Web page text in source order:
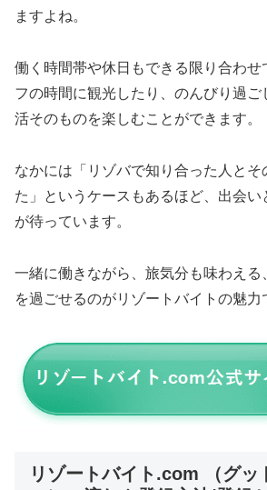
ますよね。
働く時間帯や休日もできる限り合わせ
フの時間に観光したり、のんびり過ご
活そのものを楽しむことができます。
なかには「リゾバで知り合った人とそ
た」というケースもあるほど、出会い
が待っています。
一緒に働きながら、旅気分も味わえる
を過ごせるのがリゾートバイトの魅力
リゾートバイト.com （グッ